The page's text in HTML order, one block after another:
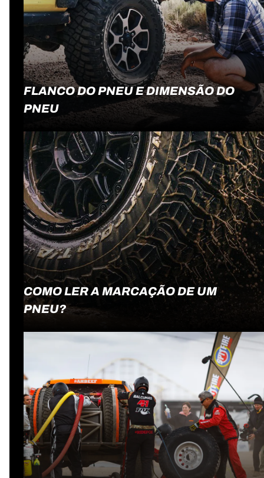
FLANCO DO PNEU E DIMENSÃO DO
PNEU
COMO LER A MARCAÇÃO DE UM
PNEU?